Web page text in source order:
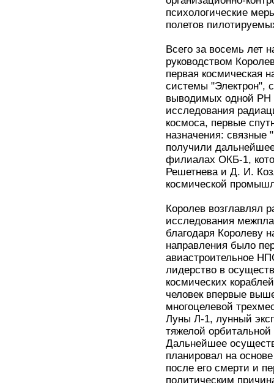
психологические
полетов
Всего за восемь лет
руководством
первая космическая
системы "Электрон",
выводимых одной РН
исследования
космоса, первые
назначения:
получили
филиалах ОКБ-1,
Решетнева и Д. И.
космической
Королев возглавлял
исследования
благодаря Королеву
направления было
авиастроительное
лидерство в
космических
человек впервые
многоцелевой
Луны Л-1, лунный
тяжелой орбитальной
Дальнейшее
планировал на
после его смерти и
политическим